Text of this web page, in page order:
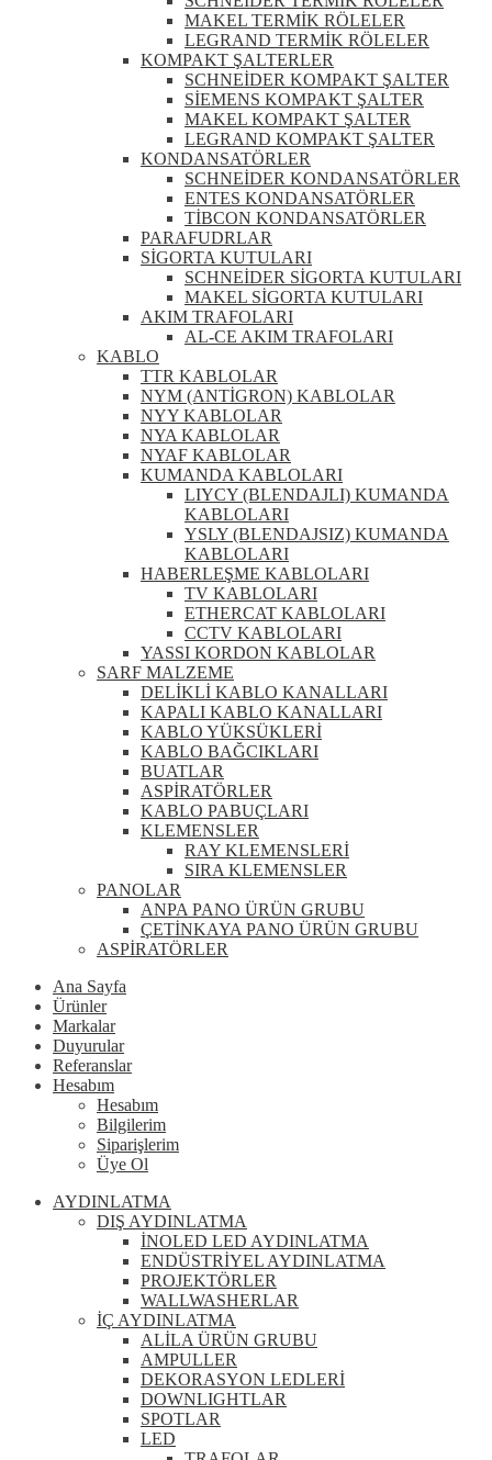
MAKEL TERMİK RÖLELER
LEGRAND TERMİK RÖLELER
KOMPAKT ŞALTERLER
SCHNEİDER KOMPAKT ŞALTER
SİEMENS KOMPAKT ŞALTER
MAKEL KOMPAKT ŞALTER
LEGRAND KOMPAKT ŞALTER
KONDANSATÖRLER
SCHNEİDER KONDANSATÖRLER
ENTES KONDANSATÖRLER
TİBCON KONDANSATÖRLER
PARAFUDRLAR
SİGORTA KUTULARI
SCHNEİDER SİGORTA KUTULARI
MAKEL SİGORTA KUTULARI
AKIM TRAFOLARI
AL-CE AKIM TRAFOLARI
KABLO
TTR KABLOLAR
NYM (ANTİGRON) KABLOLAR
NYY KABLOLAR
NYA KABLOLAR
NYAF KABLOLAR
KUMANDA KABLOLARI
LIYCY (BLENDAJLI) KUMANDA
KABLOLARI
YSLY (BLENDAJSIZ) KUMANDA
KABLOLARI
HABERLEŞME KABLOLARI
TV KABLOLARI
ETHERCAT KABLOLARI
CCTV KABLOLARI
YASSI KORDON KABLOLAR
SARF MALZEME
DELİKLİ KABLO KANALLARI
KAPALI KABLO KANALLARI
KABLO YÜKSÜKLERİ
KABLO BAĞCIKLARI
BUATLAR
ASPİRATÖRLER
KABLO PABUÇLARI
KLEMENSLER
RAY KLEMENSLERİ
SIRA KLEMENSLER
PANOLAR
ANPA PANO ÜRÜN GRUBU
ÇETİNKAYA PANO ÜRÜN GRUBU
ASPİRATÖRLER
Ana Sayfa
Ürünler
Markalar
Duyurular
Referanslar
Hesabım
Hesabım
Bilgilerim
Siparişlerim
Üye Ol
AYDINLATMA
DIŞ AYDINLATMA
İNOLED LED AYDINLATMA
ENDÜSTRİYEL AYDINLATMA
PROJEKTÖRLER
WALLWASHERLAR
İÇ AYDINLATMA
ALİLA ÜRÜN GRUBU
AMPULLER
DEKORASYON LEDLERİ
DOWNLIGHTLAR
SPOTLAR
LED